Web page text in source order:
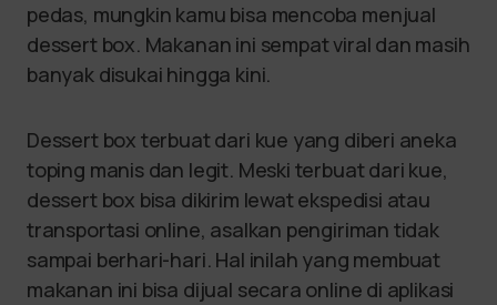
pedas, mungkin kamu bisa mencoba menjual
dessert box. Makanan ini sempat viral dan masih
banyak disukai hingga kini.
Dessert box terbuat dari kue yang diberi aneka
toping manis dan legit. Meski terbuat dari kue,
dessert box bisa dikirim lewat ekspedisi atau
transportasi online, asalkan pengiriman tidak
sampai berhari-hari. Hal inilah yang membuat
makanan ini bisa dijual secara online di aplikasi